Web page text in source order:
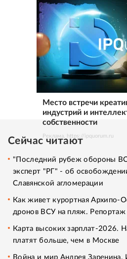
Место встречи
индустрий и
собственности
Реклама. https://ipquorum.ru
Сейчас читают
"Последний рубеж обороны
эксперт "РГ" - об
Славянской агломерации
Как живет курортная Архипо-
дронов ВСУ на пляж. Репортаж
Карта высоких зарплат-2026.
платят больше, чем в Москве
Война и мир Андрея Заренина.